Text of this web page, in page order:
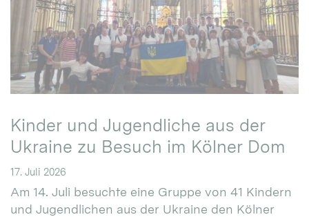
Kinder und Jugendliche aus der
Ukraine zu Besuch im Kölner Dom
17. Juli 2026
Am 14. Juli besuchte eine Gruppe von 41 Kindern
und Jugendlichen aus der Ukraine den Kölner